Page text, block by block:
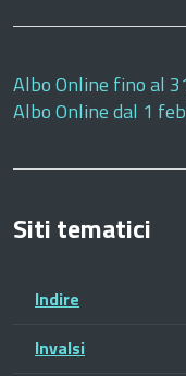
Albo Online fino al
Albo Online dal 1
Siti tematici
Indire
Invalsi